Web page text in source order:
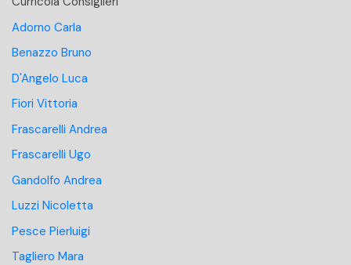
Adorno Carla
Benazzo Bruno
D'Angelo Luca
Fiori Vittoria
Frascarelli Andrea
Frascarelli Ugo
Gandolfo Andrea
Luzzi Nicoletta
Pesce Pierluigi
Tagliero Mara